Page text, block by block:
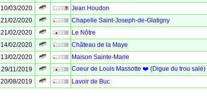
10/03/2020
Jean Houdon
21/02/2020
Chapelle Saint-Joseph-de-Glatigny
21/02/2020
Le Nôtre
14/02/2020
Château de la Maye
13/02/2020
Maison Sainte-Marie
29/11/2019
Coeur de Louis Massotte ❤️ (Digue du trou salé)
20/08/2019 Lavoir de Buc